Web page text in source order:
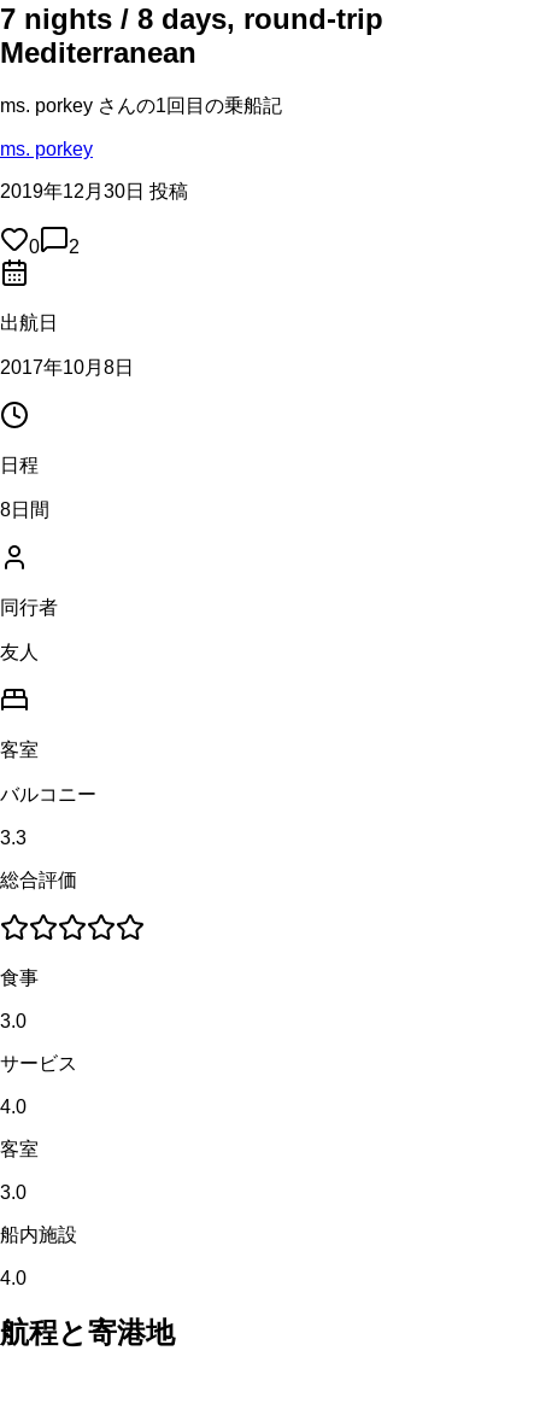
7 nights / 8 days, round-trip
Mediterranean
ms. porkey さんの1回目の乗船記
ms. porkey
2019年12月30日 投稿
0 2
出航日
2017年10月8日
日程
8日間
同行者
友人
客室
バルコニー
3.3
総合評価
食事
3.0
サービス
4.0
客室
3.0
船内施設
4.0
航程と寄港地